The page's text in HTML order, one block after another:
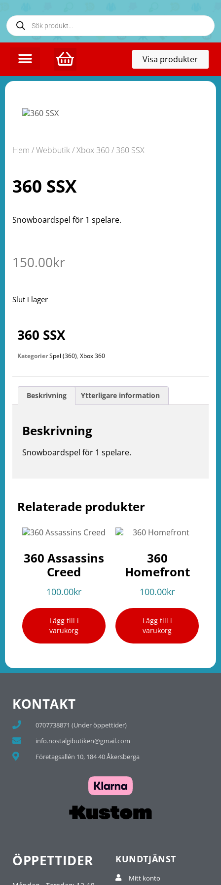
Visa produkter
Hem /Webbutik/Xbox 360/ 360 SSX
360 SSX
Snowboardspel för 1 spelare.
150.00kr
Slut i lager
Relaterade produkter
360 Assassins
Creed
100.00kr
Lägg till i
varukorg
360
Homefront
100.00kr
Lägg till i
varukorg
360 SSX
KategorierSpel (360), Xbox 360
Beskrivning Ytterligare information
Beskrivning
Snowboardspel för 1 spelare.
KONTAKT
0707738871 (Under öppettider)
info.nostalgibutiken@gmail.com
Företagsallén 10, 184 40 Åkersberga
ÖPPETTIDER KUNDTJÄNST
Mitt konto